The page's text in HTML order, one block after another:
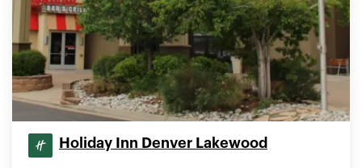
Holiday Inn Denver Lakewood